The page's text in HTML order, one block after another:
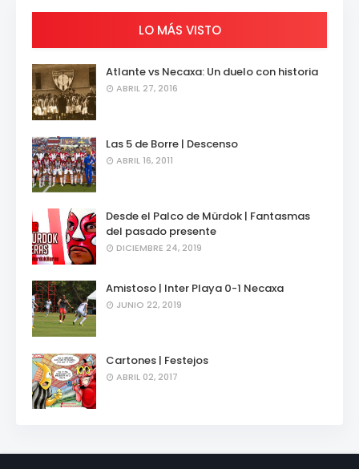
LO MÁS VISTO
Atlante vs Necaxa: Un duelo con historia
ABRIL 27, 2016
Las 5 de Borre | Descenso
ABRIL 16, 2011
Desde el Palco de Mürdok | Fantasmas
del pasado presente
DICIEMBRE 24, 2019
Amistoso | Inter Playa 0-1 Necaxa
JUNIO 22, 2019
Cartones | Festejos
ABRIL 02, 2017